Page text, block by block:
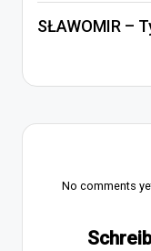
SŁAWOMIR –
No comments